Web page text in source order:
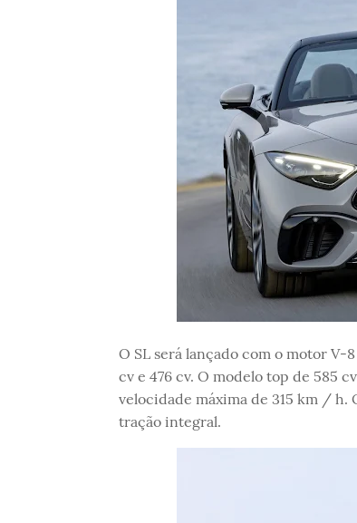
O SL será lançado com o motor
cv e 476 cv. O modelo top de 585
velocidade máxima de 315 km / h.
tração integral.